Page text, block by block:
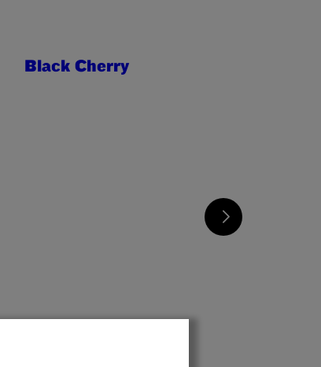
Black Cherry